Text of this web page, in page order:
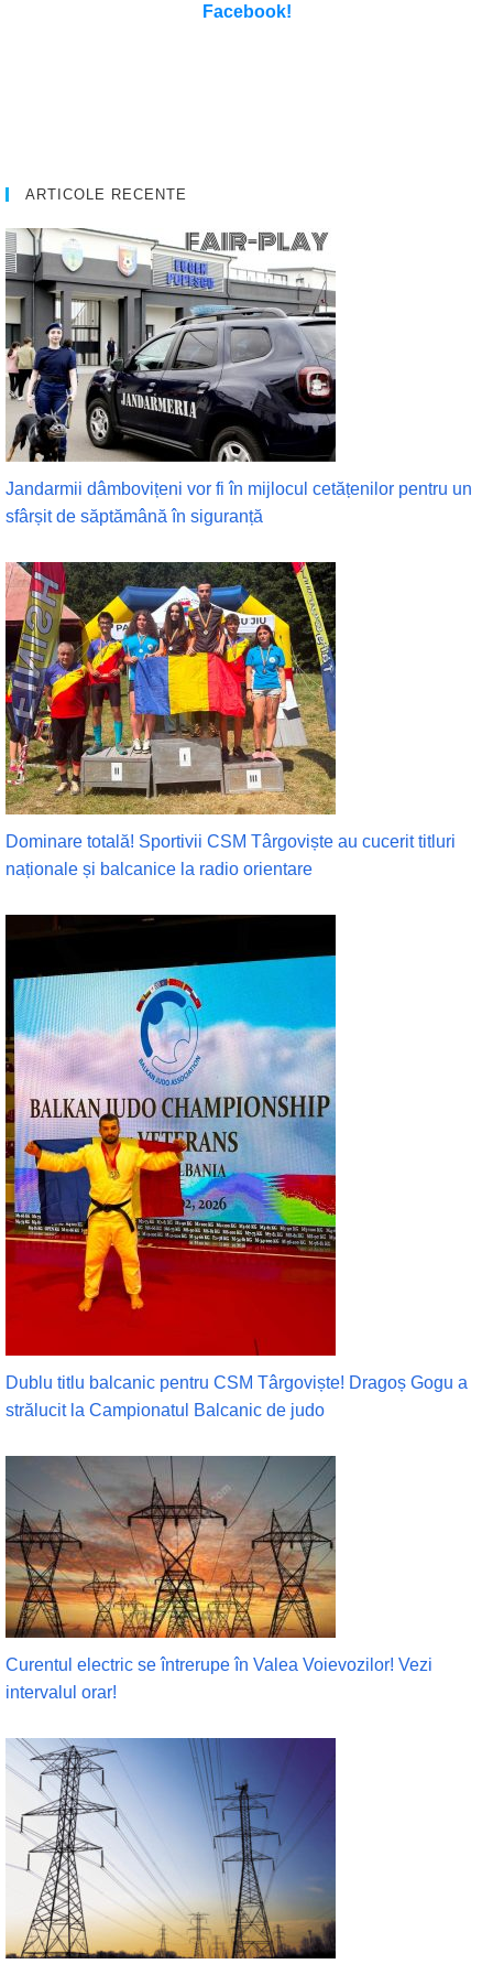
Facebook!
ARTICOLE RECENTE
Jandarmii dâmbovițeni vor fi în mijlocul cetățenilor pentru un
sfârșit de săptămână în siguranță
Dominare totală! Sportivii CSM Târgoviște au cucerit titluri
naționale și balcanice la radio orientare
Dublu titlu balcanic pentru CSM Târgoviște! Dragoș Gogu a
strălucit la Campionatul Balcanic de judo
Curentul electric se întrerupe în Valea Voievozilor! Vezi
intervalul orar!